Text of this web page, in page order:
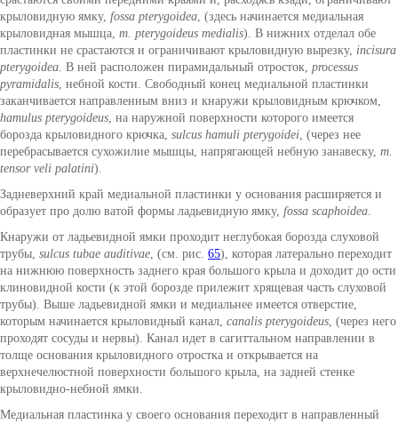
крыловидную ямку, fossa pterygoidea, (здесь начинается медиальная
крыловидная мышца, m. pterygoideus medialis). В нижних отделал обе
пластинки не срастаются и ограничивают крыловидную вырезку, incisura
pterygoidea. В ней расположен пирамидальный отросток, processus
pyramidalis, небной кости. Свободный конец медиальной пластинки
заканчивается направленным вниз и кнаружи крыловидным крючком,
hamulus pterygoideus, на наружной поверхности которого имеется
борозда крыловидного крючка, sulcus hamuli pterygoidei, (через нее
перебрасывается сухожилие мышцы, напрягающей небную занавеску, m.
tensor veli palatini).
Задневерхний край медиальной пластинки у основания расширяется и
образует про долю ватой формы ладьевидную ямку, fossa scaphoidea.
Кнаружи от ладьевидной ямки проходит неглубокая борозда слуховой
трубы, sulcus tubae auditivae, (см. рис. 65), которая латерально переходит
на нижнюю поверхность заднего края большого крыла и доходит до ости
клиновидной кости (к этой борозде прилежит хрящевая часть слуховой
трубы). Выше ладьевидной ямки и медиальнее имеется отверстие,
которым начинается крыловидный канал, canalis pterygoideus, (через него
проходят сосуды и нервы). Канал идет в сагиттальном направлении в
толще основания крыловидного отростка и открывается на
верхнечелюстной поверхности большого крыла, на задней стенке
крыловидно-небной ямки.
Медиальная пластинка у своего основания переходит в направленный